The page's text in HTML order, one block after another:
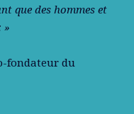
que des hommes et
»
fondateur du